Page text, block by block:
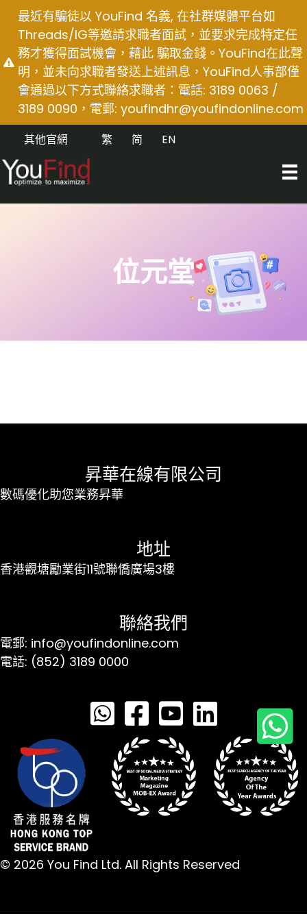
content
最近有騙徒以 YouFind 名義, 在社群媒體平台如
Threads/IG等邀請求職者面試，並要求完成特定任
務才獲得面試機會，藉此 騙取金錢。YouFind在此聲
明，並未向求職者發送上述訊息，YouFind人事部僅
會通過以下方式聯絡求職者：電話: 3189 0063 /
3189 0090，電郵: youfindhr@youfindonline.com
其他官網 EN
简
繁
位元堂
昇華在線有限公司
數碼優化助您業務昇華
地址
香港觀塘勵業街11號聯僑廣場3樓
聯絡我們
電郵: info@youfindonline.com
電話: (852) 3189 0000
© 2026 You Find Ltd. All Rights Reserved